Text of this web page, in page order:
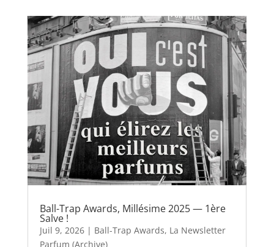
Ball-Trap Awards, Millésime 2025 — 1ère
Salve !
Juil 9, 2026| Ball-Trap Awards, La Newsletter
Parfum (Archive)